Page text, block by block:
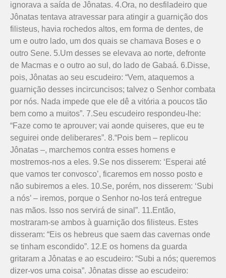
ignorava a saída de Jônatas. 4.Ora, no desfiladeiro que
Jônatas tentava atravessar para atingir a guarnição dos
filisteus, havia rochedos altos, em forma de dentes, de
um e outro lado, um dos quais se chamava Boses e o
outro Sene. 5.Um desses se elevava ao norte, defronte
de Macmas e o outro ao sul, do lado de Gabaá. 6.Disse,
pois, Jônatas ao seu escudeiro: “Vem, ataquemos a
guarnição desses incircuncisos; talvez o Senhor combata
por nós. Nada impede que ele dê a vitória a poucos tão
bem como a muitos”. 7.Seu escudeiro respondeu-lhe:
“Faze como te aprouver; vai aonde quiseres, que eu te
seguirei onde deliberares”. 8.“Pois bem – replicou
Jônatas –, marchemos contra esses homens e
mostremos-nos a eles. 9.Se nos disserem: ‘Esperai até
que vamos ter convosco’, ficaremos em nosso posto e
não subiremos a eles. 10.Se, porém, nos disserem: ‘Subi
a nós’ – iremos, porque o Senhor no-los terá entregue
nas mãos. Isso nos servirá de sinal”. 11.Então,
mostraram-se ambos à guarnição dos filisteus. Estes
disseram: “Eis os hebreus que saem das cavernas onde
se tinham escondido”. 12.E os homens da guarda
gritaram a Jônatas e ao escudeiro: “Subi a nós; queremos
dizer-vos uma coisa”. Jônatas disse ao escudeiro: